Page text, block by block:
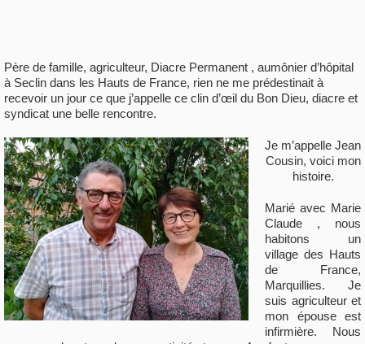
Père de famille, agriculteur, Diacre Permanent , aumônier d’hôpital
à Seclin dans les Hauts de France, rien ne me prédestinait à
recevoir un jour ce que j’appelle ce clin d’œil du Bon Dieu, diacre et
syndicat une belle rencontre.
Je m’appelle Jean
Cousin, voici mon
histoire.
Marié avec Marie
Claude , nous
habitons un
village des Hauts
de France,
Marquillies. Je
suis agriculteur et
mon épouse est
infirmière. Nous